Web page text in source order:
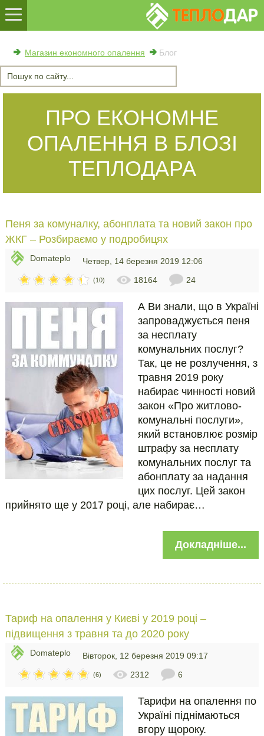
Магазин економного опалення Блог
ПРО ЕКОНОМНЕ
ОПАЛЕННЯ В БЛОЗІ
ТЕПЛОДАРА
Пеня за комуналку, абонплата та новий закон про
ЖКГ – Розбираємо у подробицях
Domateplo Четвер, 14 березня 2019 12:06
(10) 18164 24
А Ви знали, що в Україні
запроваджується пеня
за несплату
комунальних послуг?
Так, це не розлучення, з
травня 2019 року
набирає чинності новий
закон «Про житлово-
комунальні послуги»,
який встановлює розмір
штрафу за несплату
комунальних послуг та
абонплату за надання
цих послуг. Цей закон
прийнято ще у 2017 році, але набирає…
Докладніше...
Тариф на опалення у Києві у 2019 році –
підвищення з травня та до 2020 року
Domateplo Вівторок, 12 березня 2019 09:17
(6) 2312 6
Тарифи на опалення по
Україні піднімаються
вгору щороку.